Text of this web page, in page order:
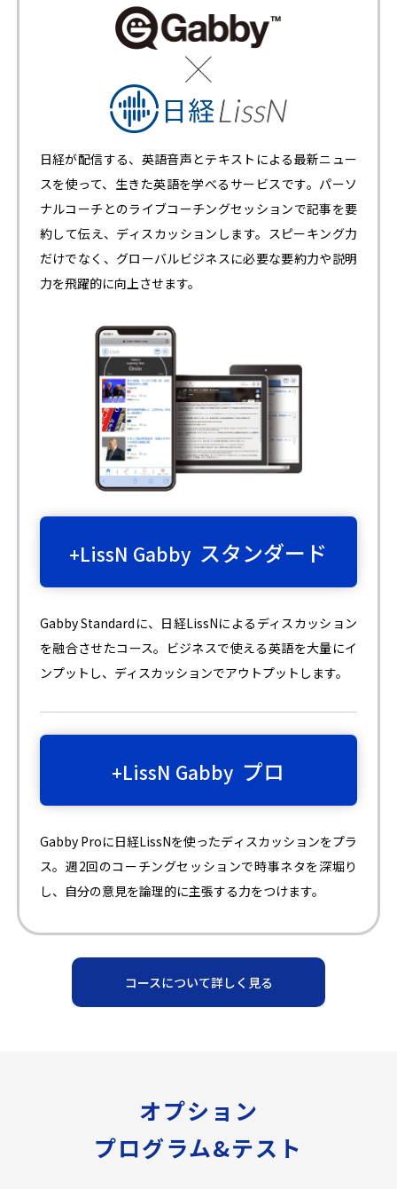
日経が配信する、英語音声とテキストによる最新ニュー
スを使って、生きた英語を学べるサービスです。パーソ
ナルコーチとのライブコーチングセッションで記事を要
約して伝え、ディスカッションします。スピーキング力
だけでなく、グローバルビジネスに必要な要約力や説明
力を飛躍的に向上させます。
+LissN Gabby スタンダード
Gabby Standardに、日経LissNによるディスカッション
を融合させたコース。ビジネスで使える英語を大量にイ
ンプットし、ディスカッションでアウトプットします。
+LissN Gabby プロ
Gabby Proに日経LissNを使ったディスカッションをプラ
ス。週2回のコーチングセッションで時事ネタを深堀り
し、自分の意見を論理的に主張する力をつけます。
コースについて詳しく見る
オプション
プログラム&テスト